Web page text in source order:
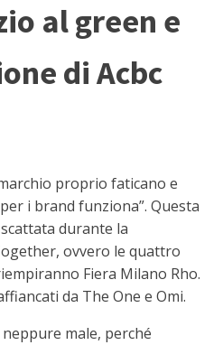
al green e
di Acbc
proprio faticano e
i brand funziona”. Questa
durante la
ovvero le quattro
Fiera Milano Rho.
da The One e Omi.
male, perché